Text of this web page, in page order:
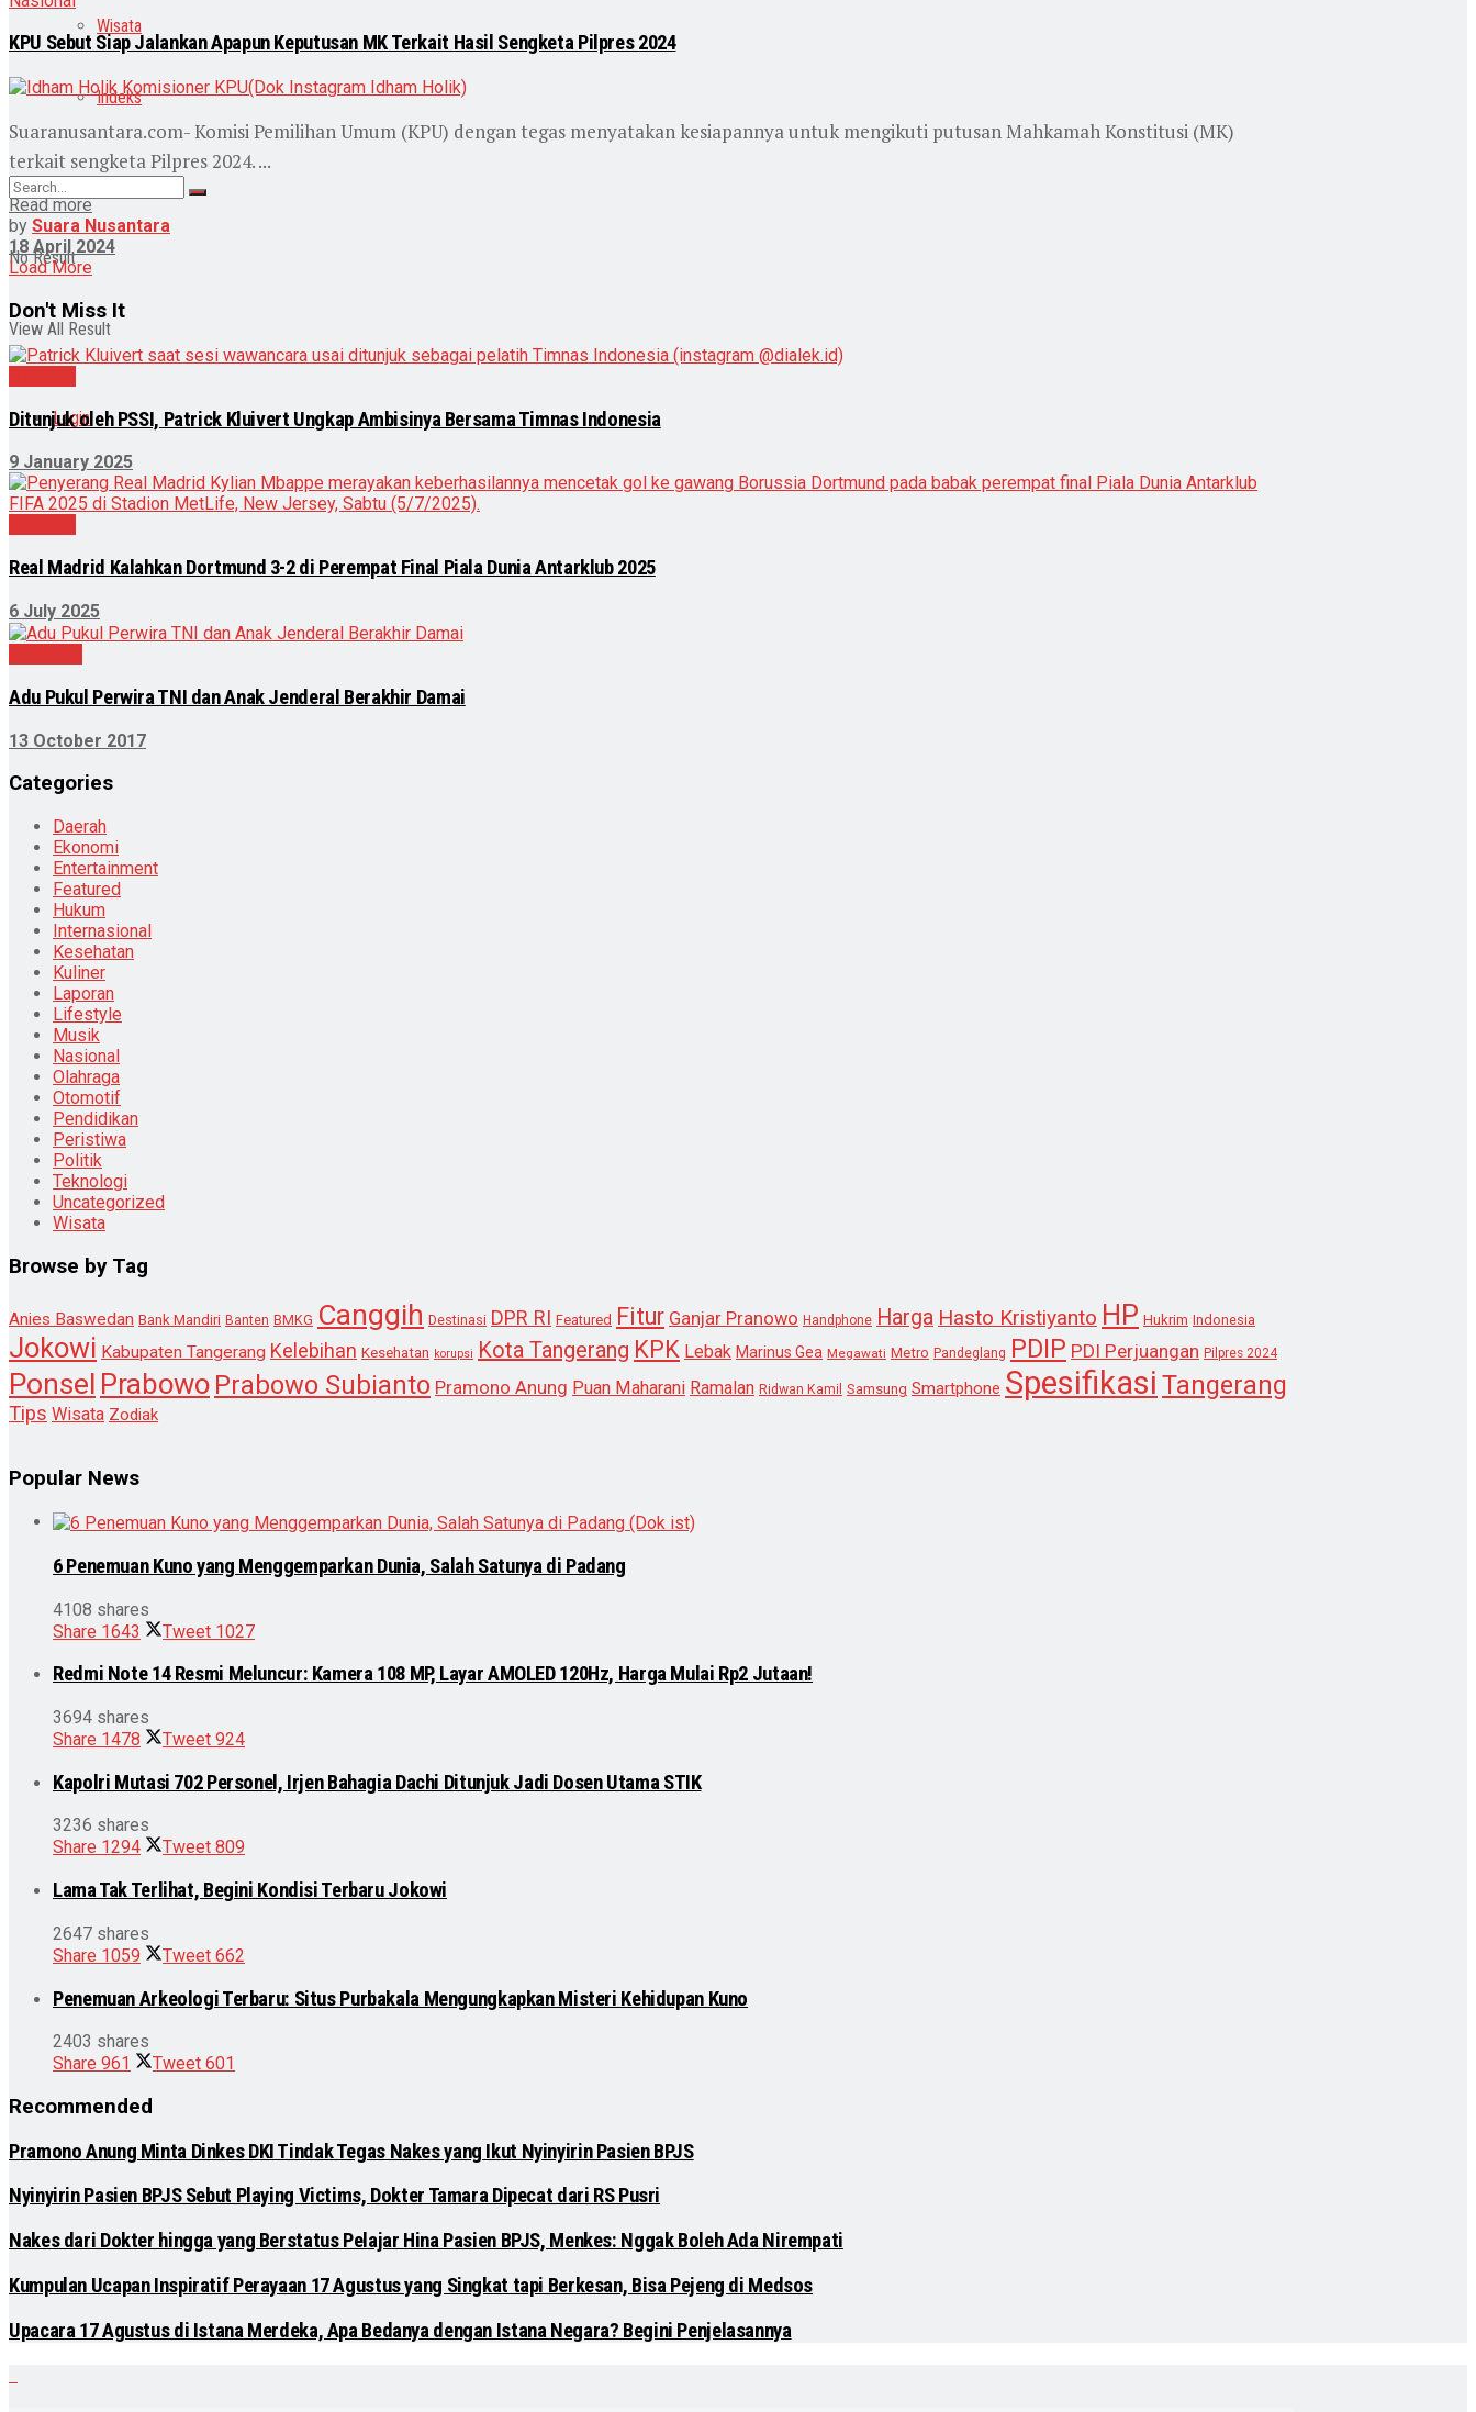
Wisata
Indeks
No Result
View All Result
Login
KPU Sebut Siap Jalankan Apapun Keputusan MK Terkait Hasil Sengketa Pilpres 2024
Suaranusantara.com- Komisi Pemilihan Umum (KPU) dengan tegas menyatakan kesiapannya untuk mengikuti putusan Mahkamah Konstitusi (MK)
terkait sengketa Pilpres 2024. ...
Read more
by Suara Nusantara
18 April 2024
Load More
Don't Miss It
Ditunjuk oleh PSSI, Patrick Kluivert Ungkap Ambisinya Bersama Timnas Indonesia
9 January 2025
Real Madrid Kalahkan Dortmund 3-2 di Perempat Final Piala Dunia Antarklub 2025
6 July 2025
Adu Pukul Perwira TNI dan Anak Jenderal Berakhir Damai
13 October 2017
Categories
Daerah
Ekonomi
Entertainment
Featured
Hukum
Internasional
Kesehatan
Kuliner
Laporan
Lifestyle
Musik
Nasional
Olahraga
Otomotif
Pendidikan
Peristiwa
Politik
Teknologi
Uncategorized
Wisata
Browse by Tag
Anies Baswedan Bank Mandiri Banten BMKG Canggih Destinasi DPR RI Featured Fitur Ganjar Pranowo Handphone Harga Hasto Kristiyanto HP Hukrim Indonesia
Jokowi Kabupaten Tangerang Kelebihan Kesehatan korupsi Kota Tangerang KPK Lebak Marinus Gea Megawati Metro Pandeglang PDIP PDI Perjuangan Pilpres 2024
Ponsel Prabowo Prabowo Subianto Pramono Anung Puan Maharani Ramalan Ridwan Kamil Samsung Smartphone Spesifikasi Tangerang
Tips Wisata Zodiak
Popular News
6 Penemuan Kuno yang Menggemparkan Dunia, Salah Satunya di Padang
4108 shares
Share 1643 Tweet 1027
Redmi Note 14 Resmi Meluncur: Kamera 108 MP, Layar AMOLED 120Hz, Harga Mulai Rp2 Jutaan!
3694 shares
Share 1478 Tweet 924
Kapolri Mutasi 702 Personel, Irjen Bahagia Dachi Ditunjuk Jadi Dosen Utama STIK
3236 shares
Share 1294 Tweet 809
Lama Tak Terlihat, Begini Kondisi Terbaru Jokowi
2647 shares
Share 1059 Tweet 662
Penemuan Arkeologi Terbaru: Situs Purbakala Mengungkapkan Misteri Kehidupan Kuno
2403 shares
Share 961 Tweet 601
Recommended
Pramono Anung Minta Dinkes DKI Tindak Tegas Nakes yang Ikut Nyinyirin Pasien BPJS
Nyinyirin Pasien BPJS Sebut Playing Victims, Dokter Tamara Dipecat dari RS Pusri
Nakes dari Dokter hingga yang Berstatus Pelajar Hina Pasien BPJS, Menkes: Nggak Boleh Ada Nirempati
Kumpulan Ucapan Inspiratif Perayaan 17 Agustus yang Singkat tapi Berkesan, Bisa Pejeng di Medsos
Upacara 17 Agustus di Istana Merdeka, Apa Bedanya dengan Istana Negara? Begini Penjelasannya